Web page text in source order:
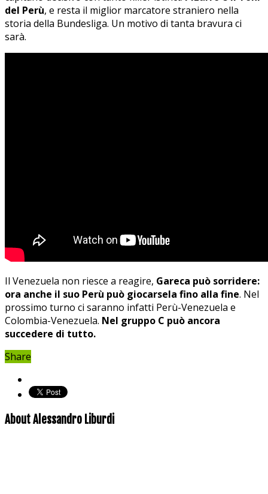
del Perù, e resta il miglior marcatore straniero nella
storia della Bundesliga. Un motivo di tanta bravura ci
sarà.
Il Venezuela non riesce a reagire, Gareca può sorridere:
ora anche il suo Perù può giocarsela fino alla fine. Nel
prossimo turno ci saranno infatti Perù-Venezuela e
Colombia-Venezuela. Nel gruppo C può ancora
succedere di tutto.
Share
About Alessandro Liburdi